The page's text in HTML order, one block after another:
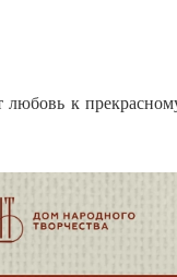
любовь к